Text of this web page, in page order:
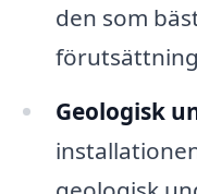
den som
Geologisk